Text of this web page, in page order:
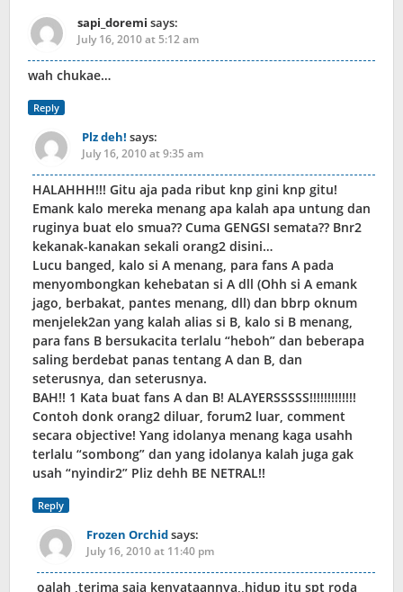
sapi_doremi says:
July 16, 2010 at 5:12 am
wah chukae…
Reply
Plz deh! says:
July 16, 2010 at 9:35 am
HALAHHH!!! Gitu aja pada ribut knp gini knp gitu!
Emank kalo mereka menang apa kalah apa untung dan
ruginya buat elo smua?? Cuma GENGSI semata?? Bnr2
kekanak-kanakan sekali orang2 disini…
Lucu banged, kalo si A menang, para fans A pada
menyombongkan kehebatan si A dll (Ohh si A emank
jago, berbakat, pantes menang, dll) dan bbrp oknum
menjelek2an yang kalah alias si B, kalo si B menang,
para fans B bersukacita terlalu “heboh” dan beberapa
saling berdebat panas tentang A dan B, dan
seterusnya, dan seterusnya.
BAH!! 1 Kata buat fans A dan B! ALAYERSSSSS!!!!!!!!!!!!!
Contoh donk orang2 diluar, forum2 luar, comment
secara objective! Yang idolanya menang kaga usahh
terlalu “sombong” dan yang idolanya kalah juga gak
usah “nyindir2” Pliz dehh BE NETRAL!!
Reply
Frozen Orchidsays:
July 16, 2010 at 11:40 pm
oalah ,terima saja kenyataannya,,hidup itu spt roda